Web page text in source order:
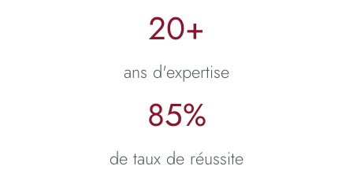
20+
ans d'expertise
85%
de taux de réussite